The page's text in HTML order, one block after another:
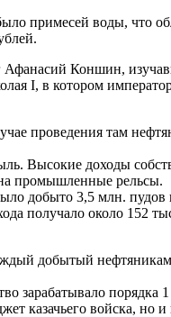
примесей воды, что
Афанасий Коншин,
I, в котором
проведения там
Высокие доходы
на промышленные рельсы.
добыто 3,5 млн.
получало около 152
добытый
зарабатывало порядка
казачьего войска, но и